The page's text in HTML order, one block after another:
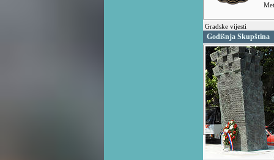
Gradske vijesti
Godišnja Skupština